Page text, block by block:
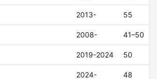
2013- 55
2008- 41–50
2019-2024 50
2024- 48